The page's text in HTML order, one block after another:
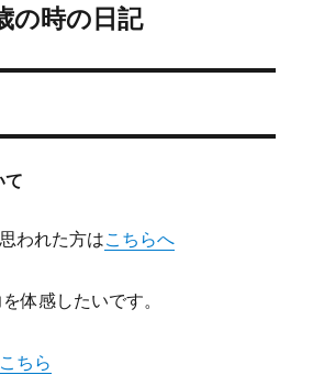
の時の日記
て
われた方はこちらへ
体感したいです。
こちら